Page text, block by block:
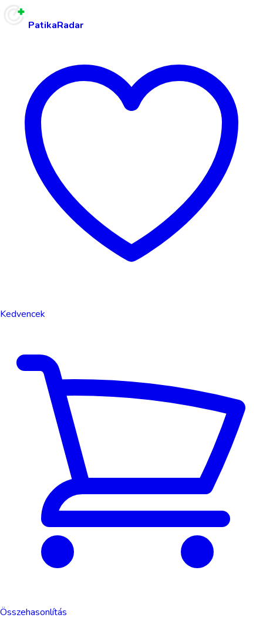
PatikaRadar
Kedvencek
Összehasonlítás